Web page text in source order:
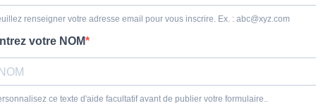
renseigner votre adresse email pour vous inscrire. Ex. : abc@xyz.com
votre NOM
ce texte d'aide facultatif avant de publier votre formulaire..